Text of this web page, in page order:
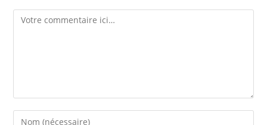
Comment
Enter